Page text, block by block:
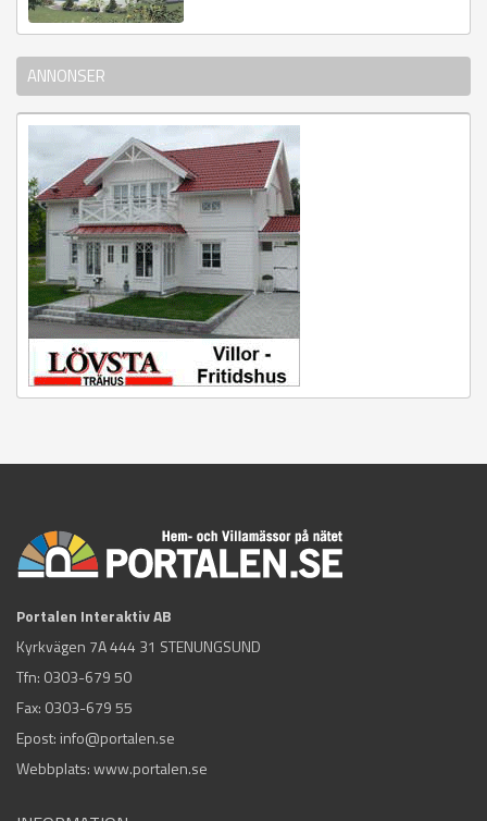
ANNONSER
Portalen Interaktiv AB
Kyrkvägen 7A 444 31 STENUNGSUND
Tfn: 0303-679 50
Fax: 0303-679 55
Epost: info@portalen.se
Webbplats: www.portalen.se